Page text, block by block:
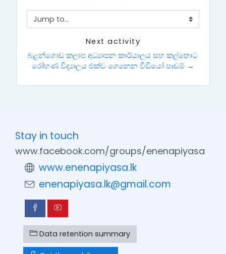
Jump to...
Next activity
බළන්ගොඩ කලාප අධ්‍යාපන කාර්යාලය සහ කල්තොට
රෝහණ විද්‍යාලය එක්ව ගෙනෙන වීඩියෝ පාඩම් →
Stay in touch
www.facebook.com/groups/enenapiyasa
www.enenapiyasa.lk
enenapiyasa.lk@gmail.com
Data retention summary